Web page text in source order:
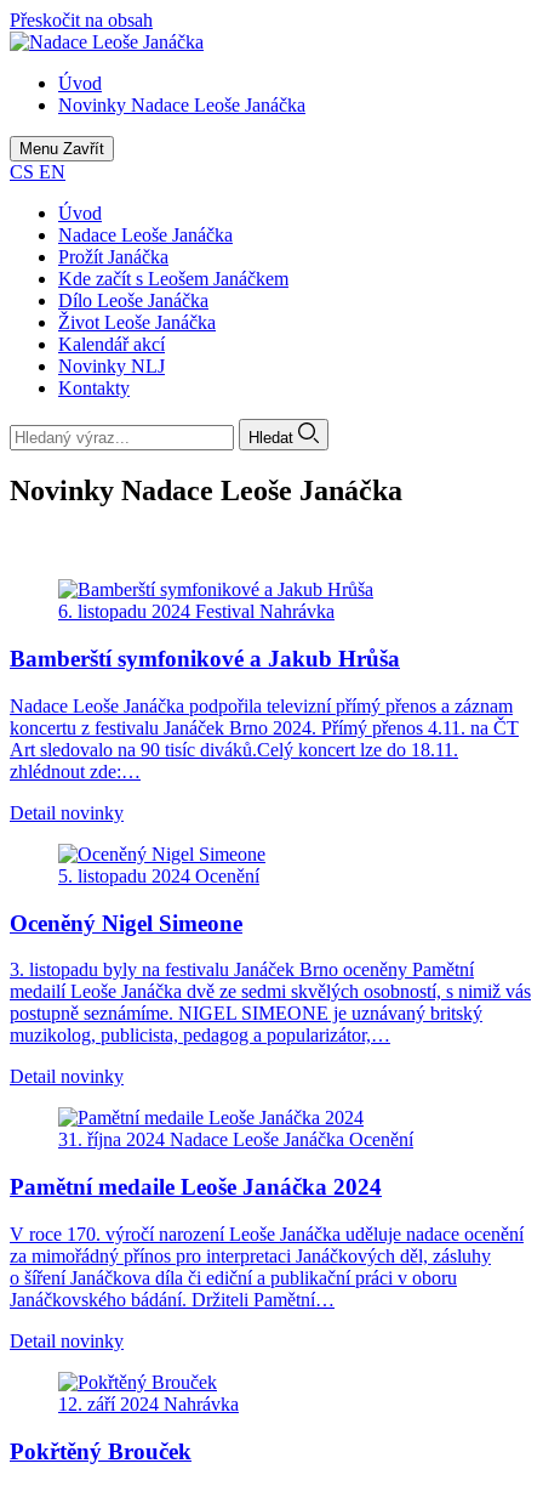
Přeskočit na obsah
Úvod
Novinky Nadace Leoše Janáčka
Menu Zavřít
CS EN
Úvod
Nadace Leoše Janáčka
Prožít Janáčka
Kde začít s Leošem Janáčkem
Dílo Leoše Janáčka
Život Leoše Janáčka
Kalendář akcí
Novinky NLJ
Kontakty
Hledat
Novinky Nadace Leoše Janáčka
6. listopadu 2024 Festival Nahrávka
Bamberští symfonikové a Jakub Hrůša
Nadace Leoše Janáčka podpořila televizní přímý přenos a záznam
koncertu z festivalu Janáček Brno 2024. Přímý přenos 4.11. na ČT
Art sledovalo na 90 tisíc diváků.Celý koncert lze do 18.11.
zhlédnout zde:…
Detail novinky
5. listopadu 2024 Ocenění
Oceněný Nigel Simeone
3. listopadu byly na festivalu Janáček Brno oceněny Pamětní
medailí Leoše Janáčka dvě ze sedmi skvělých osobností, s nimiž vás
postupně seznámíme. NIGEL SIMEONE je uznávaný britský
muzikolog, publicista, pedagog a popularizátor,…
Detail novinky
31. října 2024 Nadace Leoše Janáčka Ocenění
Pamětní medaile Leoše Janáčka 2024
V roce 170. výročí narození Leoše Janáčka uděluje nadace ocenění
za mimořádný přínos pro interpretaci Janáčkových děl, zásluhy
o šíření Janáčkova díla či ediční a publikační práci v oboru
Janáčkovského bádání. Držiteli Pamětní…
Detail novinky
12. září 2024 Nahrávka
Pokřtěný Brouček